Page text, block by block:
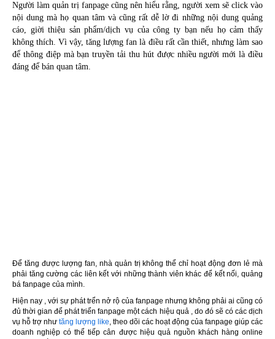
Người làm quản trị fanpage cũng nên hiểu rằng, người xem sẽ click vào
nội dung mà họ quan tâm và cũng rất dễ lờ đi những nội dung quảng
cáo, giời thiệu sản phẩm/dịch vụ của công ty bạn nếu họ cảm thấy
không thích. Vì vậy, tăng lượng fan là điều rất cần thiết, nhưng làm sao
để thông điệp mà bạn truyền tải thu hút được nhiều người mới là điều
đáng để bán quan tâm.
Để tăng được lượng fan, nhà quản trị không thể chỉ hoạt động đơn lẻ mà
phải tăng cường các liên kết với những thành viên khác để kết nối, quảng
bá fanpage của mình.
Hiện nay , với sự phát trển nở rộ của fanpage nhưng không phải ai cũng có
đủ thời gian để phát triển fanpage một cách hiệu quả , do đó sẽ có các dịch
vụ hỗ trợ như tăng lượng like, theo dõi các hoạt động của fanpage giúp các
doanh nghiệp có thể tiếp cân được hiệu quả nguồn khách hàng online